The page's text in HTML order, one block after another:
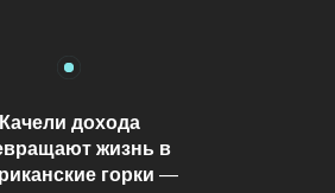
Качели дохода
жизнь в
горки —